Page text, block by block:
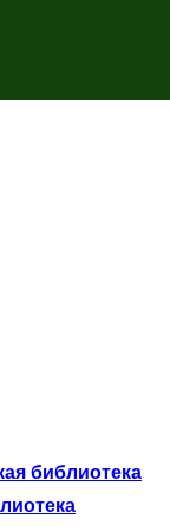
библиотека